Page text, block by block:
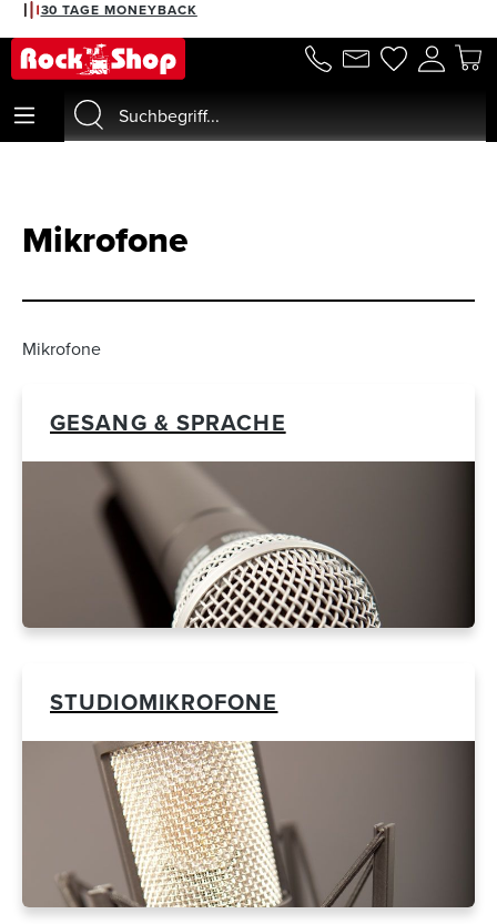
springen
2% RABATT BEI VORKASSE
Mikrofone
Mikrofone
GESANG & SPRACHE
STUDIOMIKROFONE